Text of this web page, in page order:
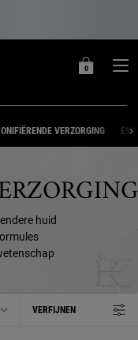
MIJN
0
0 PRODUCT
VERZORGING
huid
VERFIJNEN
FILTERMENU